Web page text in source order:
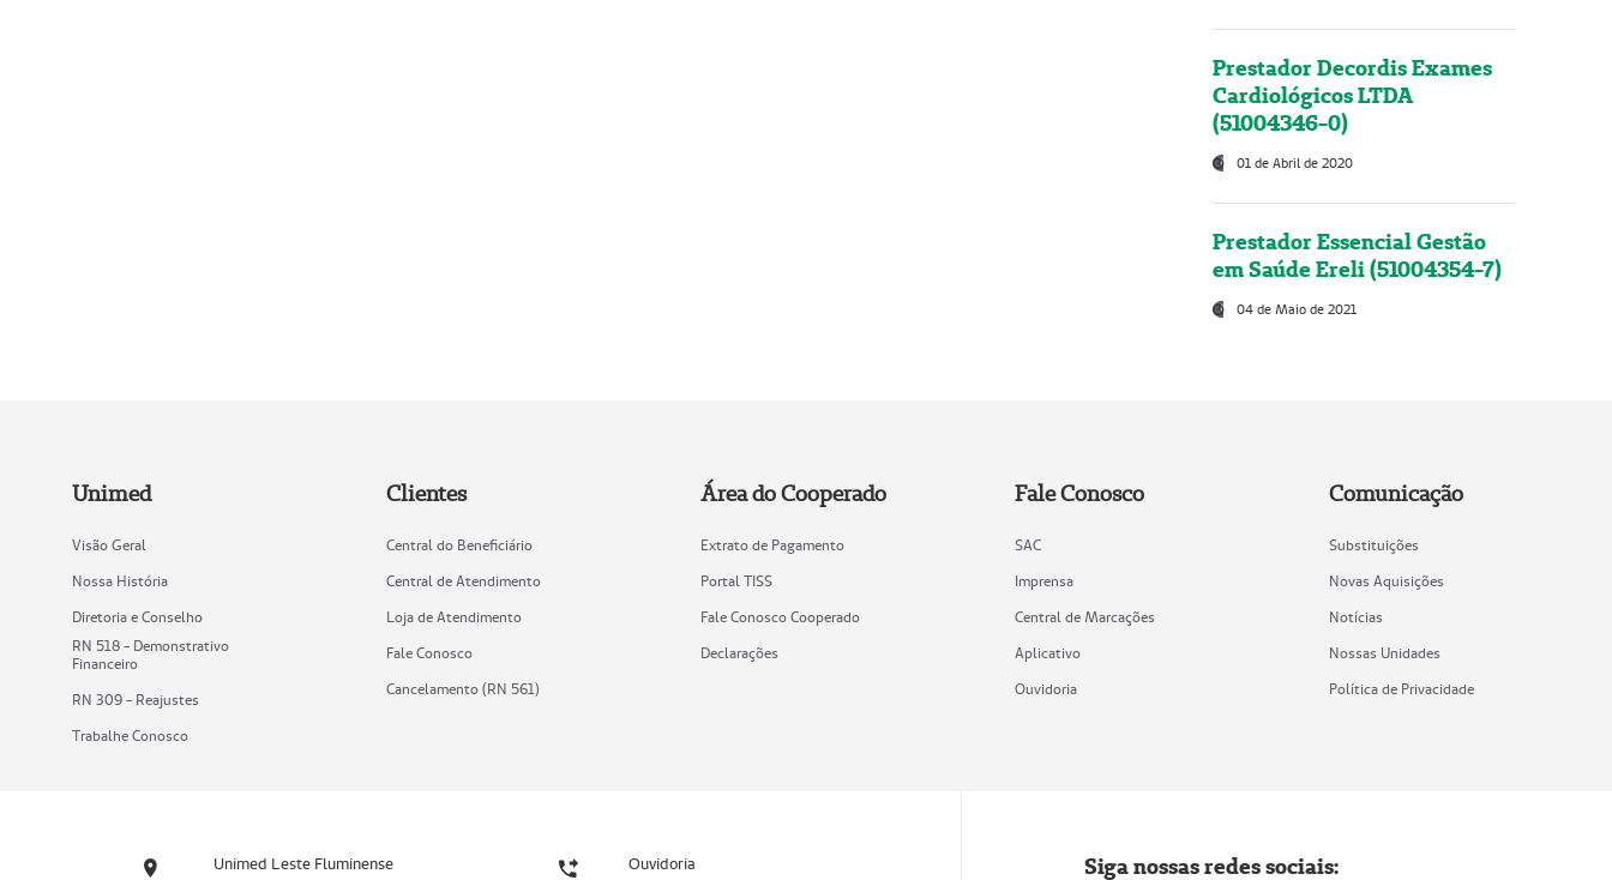
Prestador Decordis Exames
Cardiológicos LTDA
(51004346-0)
01 de Abril de 2020
Prestador Essencial Gestão
em Saúde Ereli (51004354-7)
04 de Maio de 2021
Unimed
Visão Geral
Nossa História
Diretoria e Conselho
RN 518 - Demonstrativo
Financeiro
RN 309 - Reajustes
Trabalhe Conosco
Clientes
Central do Beneficiário
Central de Atendimento
Loja de Atendimento
Fale Conosco
Cancelamento (RN 561)
Área do Cooperado
Extrato de Pagamento
Portal TISS
Fale Conosco Cooperado
Declarações
Fale Conosco
SAC
Imprensa
Central de Marcações
Aplicativo
Ouvidoria
Comunicação
Substituições
Novas Aquisições
Notícias
Nossas Unidades
Política de Privacidade
Unimed Leste Fluminense Ouvidoria Siga nossas redes sociais: